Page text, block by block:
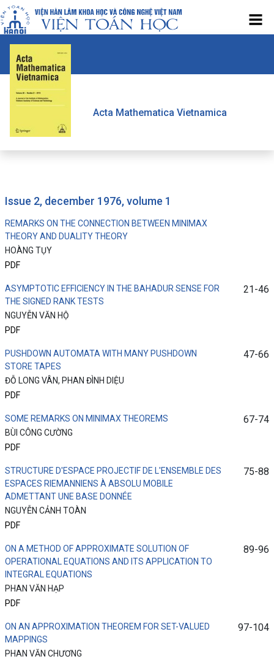
Acta Mathematica Vietnamica
issue 2, december 1976, volume 1
REMARKS ON THE CONNECTION BETWEEN MINIMAX
THEORY AND DUALITY THEORY
HOÀNG TỤY
PDF
ASYMPTOTIC EFFICIENCY IN THE BAHADUR SENSE FOR
THE SIGNED RANK TESTS
NGUYỄN VĂN HỘ
PDF
21-46
PUSHDOWN AUTOMATA WITH MANY PUSHDOWN
STORE TAPES
ĐỖ LONG VÂN, PHAN ĐÌNH DIỆU
PDF
47-66
SOME REMARKS ON MINIMAX THEOREMS
BÙI CÔNG CƯỜNG
PDF
67-74
STRUCTURE D'ESPACE PROJECTIF DE L'ENSEMBLE DES
ESPACES RIEMANNIENS À ABSOLU MOBILE
ADMETTANT UNE BASE DONNÉE
NGUYỄN CẢNH TOÀN
PDF
75-88
ON A METHOD OF APPROXIMATE SOLUTION OF
OPERATIONAL EQUATIONS AND ITS APPLICATION TO
INTEGRAL EQUATIONS
PHAN VĂN HẠP
PDF
89-96
ON AN APPROXIMATION THEOREM FOR SET-VALUED
MAPPINGS
PHAN VĂN CHƯƠNG
97-104